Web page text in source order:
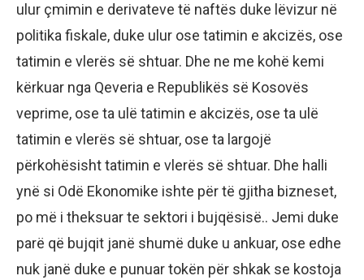
ulur çmimin e derivateve të naftës duke lëvizur në
politika fiskale, duke ulur ose tatimin e akcizës, ose
tatimin e vlerës së shtuar. Dhe ne me kohë kemi
kërkuar nga Qeveria e Republikës së Kosovës
veprime, ose ta ulë tatimin e akcizës, ose ta ulë
tatimin e vlerës së shtuar, ose ta largojë
përkohësisht tatimin e vlerës së shtuar. Dhe halli
ynë si Odë Ekonomike ishte për të gjitha bizneset,
po më i theksuar te sektori i bujqësisë.. Jemi duke
parë që bujqit janë shumë duke u ankuar, ose edhe
nuk janë duke e punuar tokën për shkak se kostoja